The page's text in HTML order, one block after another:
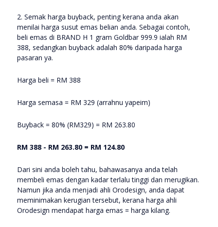
2. Semak harga buyback, penting kerana anda akan
menilai harga susut emas belian anda. Sebagai contoh,
beli emas di BRAND H 1 gram Goldbar 999.9 ialah RM
388, sedangkan buyback adalah 80% daripada harga
pasaran ya.
Harga beli = RM 388
Harga semasa = RM 329 (arrahnu yapeim)
Buyback = 80% (RM329) = RM 263.80
RM 388 - RM 263.80 = RM 124.80
Dari sini anda boleh tahu, bahawasanya anda telah
membeli emas dengan kadar terlalu tinggi dan merugikan.
Namun jika anda menjadi ahli Orodesign, anda dapat
meminimakan kerugian tersebut, kerana harga ahli
Orodesign mendapat harga emas = harga kilang.